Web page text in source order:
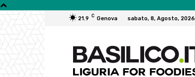
21.9 C Genova sabato, 8, Agosto, 2026